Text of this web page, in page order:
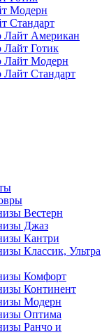
Модерн
Стандарт
Американ
Готик
Модерн
Стандарт
Вестерн
Джаз
Кантри
Классик, Ультра
Комфорт
Континент
Модерн
Оптима
Ранчо и